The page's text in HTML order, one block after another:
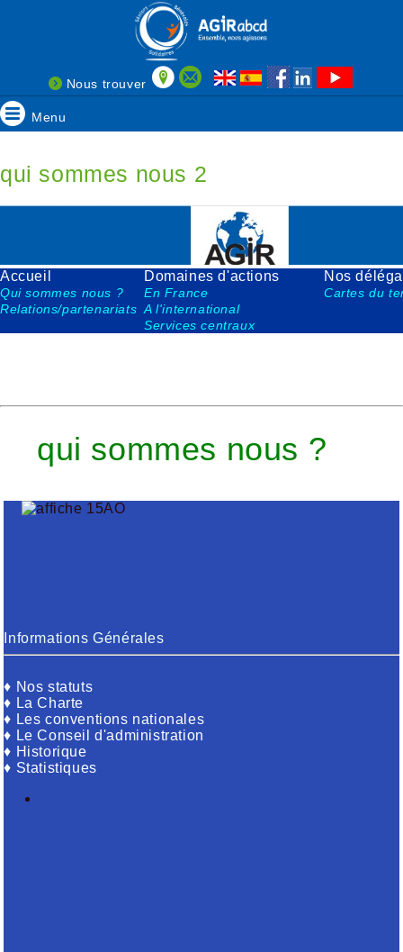
Nous trouver
Menu
qui sommes nous 2
Accueil Domaines d'actions Nos
Qui sommes nous ? En France
Cartes du
Relations/partenariats A l'international
Services centraux
qui sommes nous ?
Informations Générales
♦ Nos statuts
♦ La Charte
♦ Les conventions nationales
♦ Le Conseil d'administration
♦ Historique
♦ Statistiques